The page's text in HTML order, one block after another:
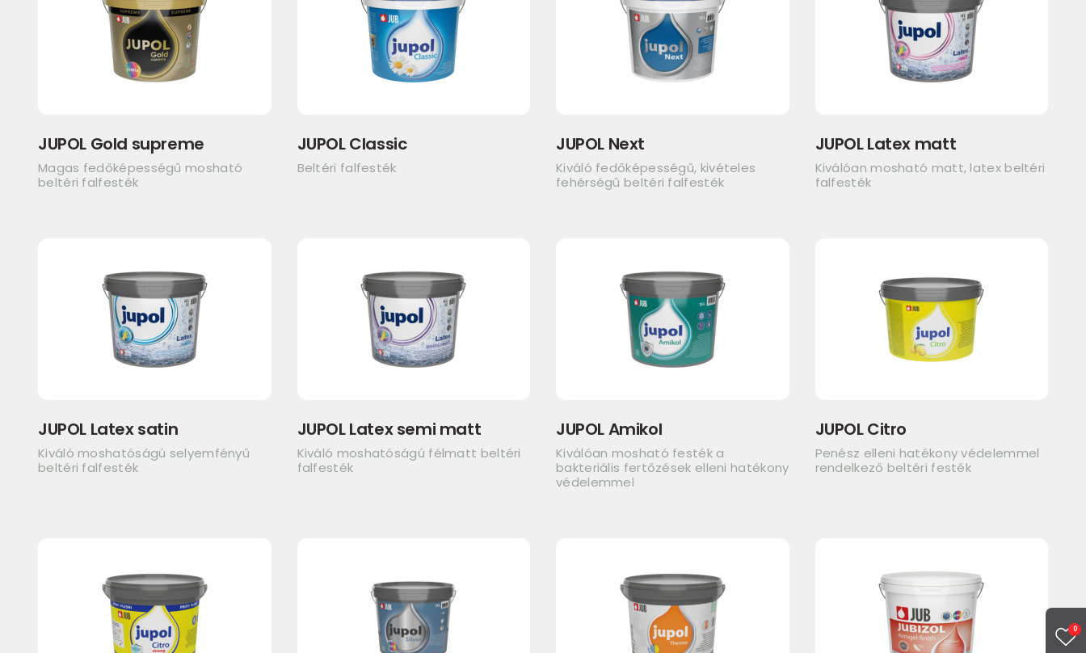
0
JUPOL Gold supreme
Magas fedőképességű mosható
beltéri falfesték
JUPOL Classic
Beltéri falfesték
JUPOL Next
Kiváló fedőképességű, kivételes
fehérségű beltéri falfesték
JUPOL Latex matt
Kiválóan mosható matt, latex beltéri
falfesték
JUPOL Latex satin
Kiváló moshatóságú selyemfényű
beltéri falfesték
JUPOL Latex semi matt
Kiváló moshatóságú félmatt beltéri
falfesték
JUPOL Amikol
Kiválóan mosható festék a
bakteriális fertőzések elleni hatékony
védelemmel
JUPOL Citro
Penész elleni hatékony védelemmel
rendelkező beltéri festék